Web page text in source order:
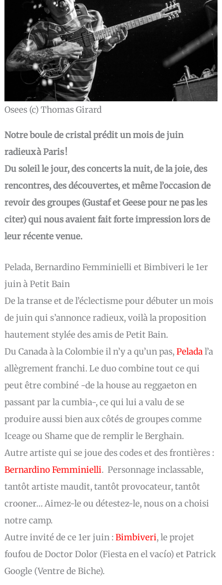
Osees (c) Thomas Girard
Notre boule de cristal prédit un mois de juin
radieux à Paris !
Du soleil le jour, des concerts la nuit, de la joie, des
rencontres, des découvertes, et même l’occasion de
revoir des groupes (Gustaf et Geese pour ne pas les
citer) qui nous avaient fait forte impression lors de
leur récente venue.
Pelada, Bernardino Femminielli et Bimbiveri le 1er
juin à Petit Bain
De la transe et de l’éclectisme pour débuter un mois
de juin qui s’annonce radieux, voilà la proposition
hautement stylée des amis de Petit Bain.
Du Canada à la Colombie il n’y a qu’un pas,Peladal’a
allègrement franchi. Le duo combine tout ce qui
peut être combiné -de la house au reggaeton en
passant par la cumbia-, ce qui lui a valu de se
produire aussi bien aux côtés de groupes comme
Iceage ou Shame que de remplir le Berghain.
Autre artiste qui se joue des codes et des frontières :
Bernardino Femminielli. Personnage inclassable,
tantôt artiste maudit, tantôt provocateur, tantôt
crooner… Aimez-le ou détestez-le, nous on a choisi
notre camp.
Autre invité de ce 1er juin :Bimbiveri, le projet
foufou de Doctor Dolor (Fiesta en el vacío) et Patrick
Google (Ventre de Biche).